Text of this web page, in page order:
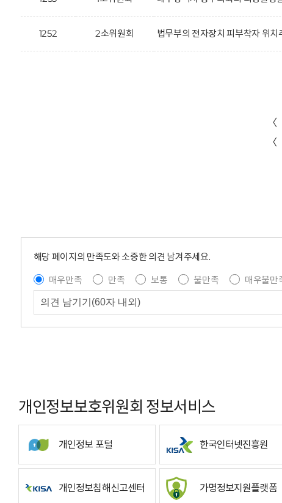
1252 2소위원회 법무부의 전자장치 피부착자 위
〈
〈
해당 페이지의 만족도와 소중한 의견 남겨주세요.
매우만족
만족 보통 불만족
매우불만
개인정보보호위원회 정보서비스
개인정보 포털 한국인터넷진흥원
개인정보침해신고센터 가명정보지원플랫폼